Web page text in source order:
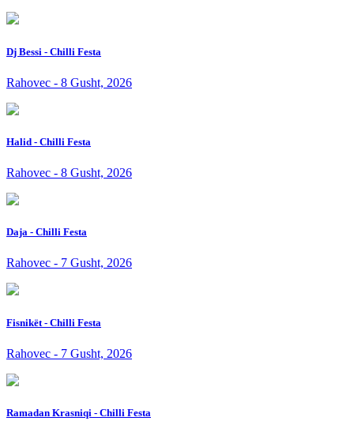
Dj Bessi - Chilli Festa
Rahovec - 8 Gusht, 2026
Halid - Chilli Festa
Rahovec - 8 Gusht, 2026
Daja - Chilli Festa
Rahovec - 7 Gusht, 2026
Fisnikët - Chilli Festa
Rahovec - 7 Gusht, 2026
Ramadan Krasniqi - Chilli Festa